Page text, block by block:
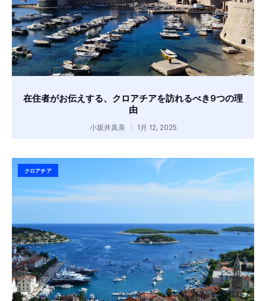
在住者がお伝えする、クロアチアを訪れるべき9つの理
由
小坂井真美 1月 12, 2025
クロアチア